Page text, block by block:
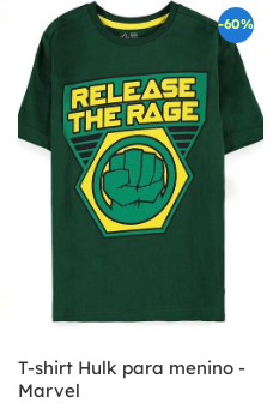
-60%
T-shirt Hulk para menino -
Marvel